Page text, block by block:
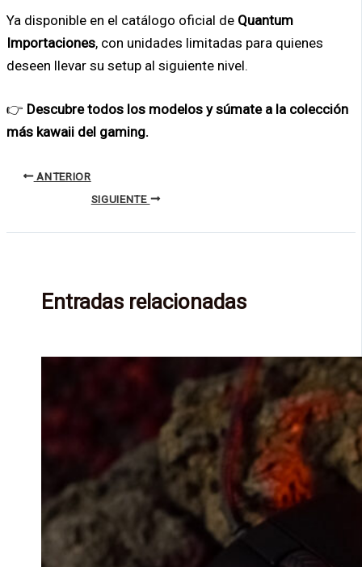
Ya disponible en el catálogo oficial de Quantum
Importaciones, con unidades limitadas para quienes
deseen llevar su setup al siguiente nivel.
👉 Descubre todos los modelos y súmate a la colección
más kawaii del gaming.
ANTERIOR
SIGUIENTE
Entradas relacionadas